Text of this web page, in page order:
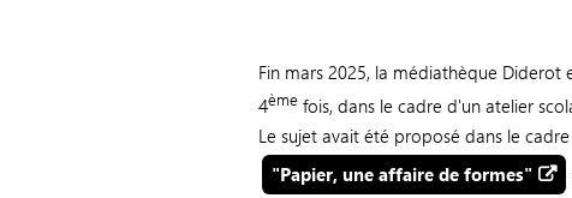
Fin mars 2025, la médiathèque Diderot
4ème fois, dans le cadre d'un atelier
Le sujet avait été proposé dans le
"Papier, une affaire de formes"